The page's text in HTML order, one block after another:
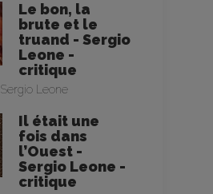
Le bon, la
brute et le
truand - Sergio
Leone -
critique
Sergio Leone
Il était une
fois dans
l’Ouest -
Sergio Leone -
critique